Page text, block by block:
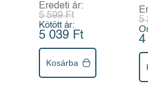
Eredeti ár:
5 599 Ft
Kötött ár:
5 039 Ft
Kosárba
5
4